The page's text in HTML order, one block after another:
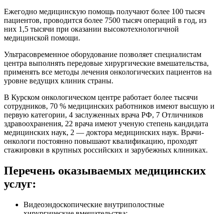
Ежегодно медицинскую помощь получают более 100 тысяч
пациентов, проводится более 7500 тысяч операций в год, из
них 1,5 тысячи при оказании высокотехнологичной
медицинской помощи.
Ультрасовременное оборудование позволяет специалистам
центра выполнять передовые хирургические вмешательства,
применять все методы лечения онкологических пациентов на
уровне ведущих клиник страны.
В Курском онкологическом центре работает более тысячи
сотрудников, 70 % медицинских работников имеют высшую и
первую категории, 4 заслуженных врача РФ, 7 Отличников
здравоохранения, 22 врача имеют ученую степень кандидата
медицинских наук, 2 — доктора медицинских наук. Врачи-
онкологи постоянно повышают квалификацию, проходят
стажировки в крупных российских и зарубежных клиниках.
Перечень оказываемых медицинских
услуг:
Видеоэндоскопические внутриполостные